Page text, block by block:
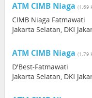
ATM CIMB Niaga (1.69
CIMB Niaga Fatmawati
Jakarta Selatan, DKI
ATM CIMB Niaga (1.79
D'Best-Fatmawati
Jakarta Selatan, DKI